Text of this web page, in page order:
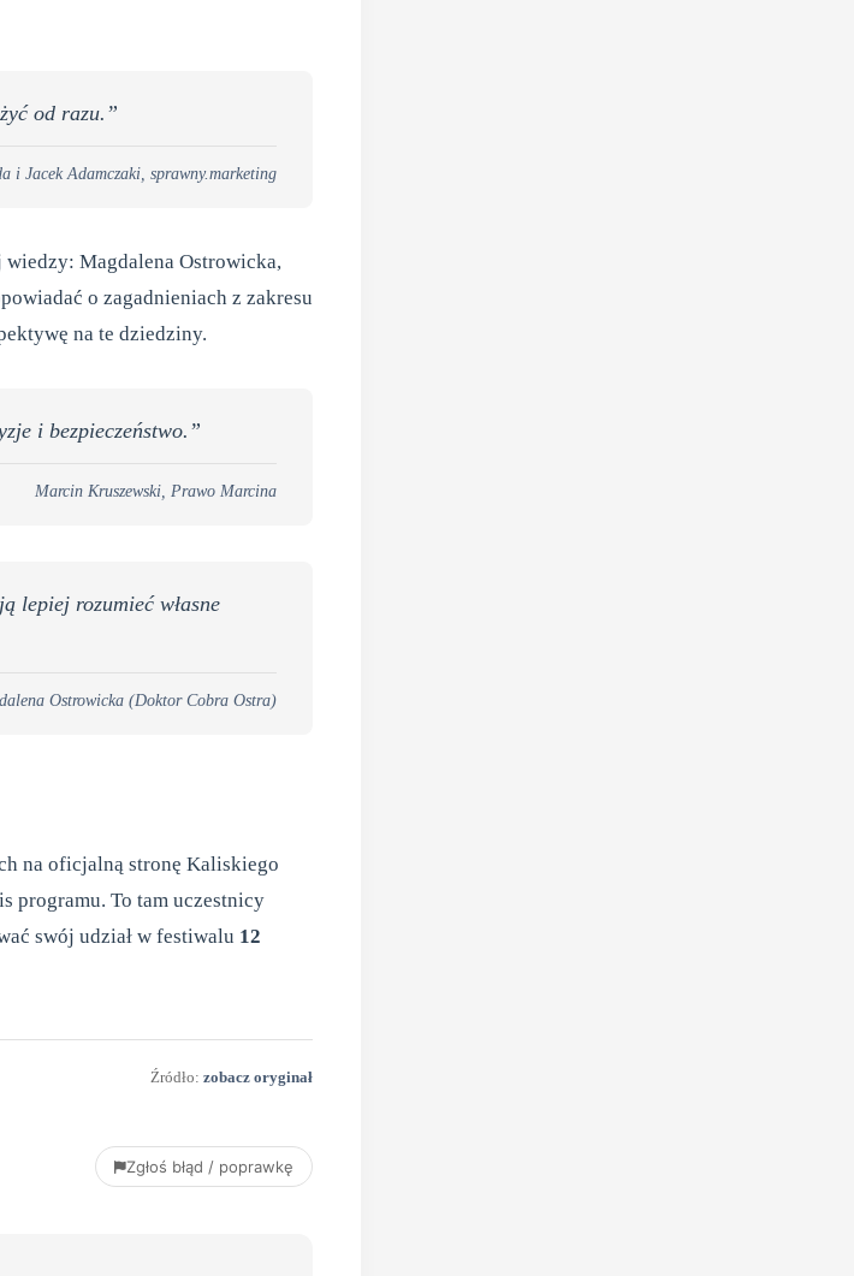
od razu.”
i Jacek Adamczaki, sprawny.marketing
Magdalena Ostrowicka,
o zagadnieniach z zakresu
na te dziedziny.
i bezpieczeństwo.”
Marcin Kruszewski, Prawo Marcina
lepiej rozumieć własne
Ostrowicka (Doktor Cobra Ostra)
na oficjalną stronę Kaliskiego
programu. To tam uczestnicy
swój udział w festiwalu 12
Źródło: zobacz oryginał
Zgłoś błąd / poprawkę